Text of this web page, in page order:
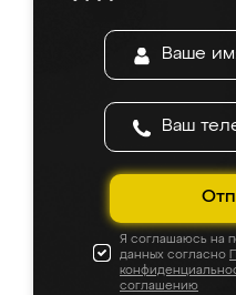
Я соглашаюсь на
данных согласно
соглашению